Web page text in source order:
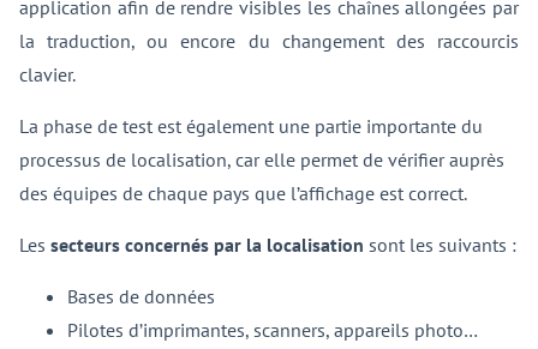
application afin de rendre visibles les chaînes allongées par
la traduction, ou encore du changement des raccourcis
clavier.
La phase de test est également une partie importante du
processus de localisation, car elle permet de vérifier auprès
des équipes de chaque pays que l’affichage est correct.
Les secteurs concernés par la localisation sont les suivants :
Bases de données
Pilotes d’imprimantes, scanners, appareils photo…